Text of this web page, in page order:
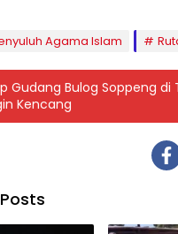
Agama Islam
Gudang Bulog Soppeng di
Kencang